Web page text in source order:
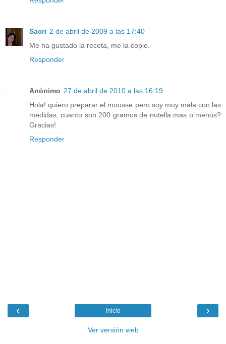
Sacri 2 de abril de 2009 a las 17:40
Me ha gustado la receta, me la copio.
Responder
Anónimo 27 de abril de 2010 a las 16:19
Hola! quiero preparar el mousse pero soy muy mala con las
medidas, cuanto son 200 gramos de nutella mas o menos?
Gracias!
Responder
‹ ›
Inicio
Ver versión web